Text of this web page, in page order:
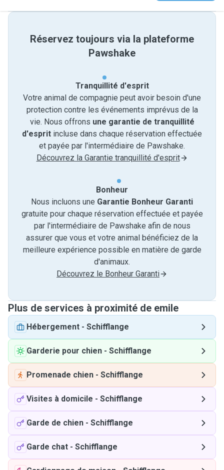
Réservez toujours via la plateforme
Pawshake
Tranquillité d'esprit
Votre animal de compagnie peut avoir besoin d'une
protection contre les événements imprévus de la
vie. Nous offrons une garantie de tranquillité
d'esprit incluse dans chaque réservation effectuée
et payée par l'intermédiaire de Pawshake.
Découvrez la Garantie tranquillité d'esprit
Bonheur
Nous incluons une Garantie Bonheur Garanti
gratuite pour chaque réservation effectuée et payée
par l'intermédiaire de Pawshake afin de nous
assurer que vous et votre animal bénéficiez de la
meilleure expérience possible en matière de garde
d'animaux.
Découvrez le Bonheur Garanti
Plus de services à proximité de emile
Hébergement - Schifflange
Garderie pour chien - Schifflange
Promenade chien - Schifflange
Visites à domicile - Schifflange
Garde de chien - Schifflange
Garde chat - Schifflange